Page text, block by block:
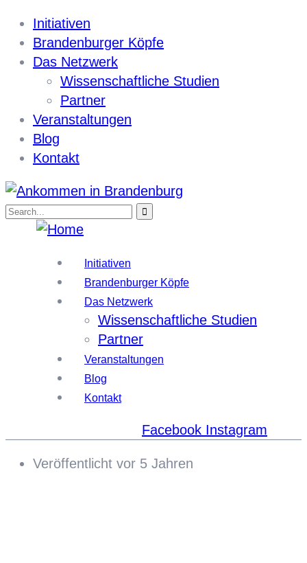
Initiativen
Brandenburger Köpfe
Das Netzwerk
Wissenschaftliche Studien
Partner
Veranstaltungen
Blog
Kontakt
Initiativen
Brandenburger Köpfe
Das Netzwerk
Wissenschaftliche Studien
Partner
Veranstaltungen
Blog
Kontakt
Facebook Instagram
Veröffentlicht vor 5 Jahren